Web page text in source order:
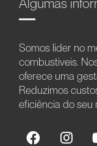
Somos líder no
combustíveis.
oferece uma
Reduzimos
eficiência do seu